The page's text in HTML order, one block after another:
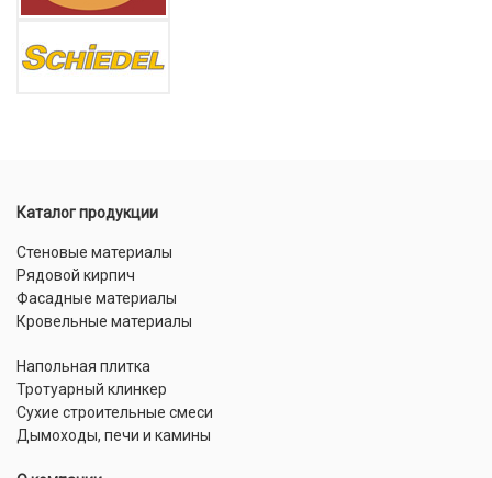
Каталог продукции
Стеновые материалы
Рядовой кирпич
Фасадные материалы
Кровельные материалы
Напольная плитка
Тротуарный клинкер
Сухие строительные смеси
Дымоходы, печи и камины